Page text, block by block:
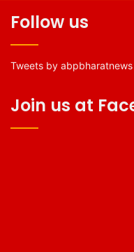
Follow us
Tweets by abpbharatnews
Join us at